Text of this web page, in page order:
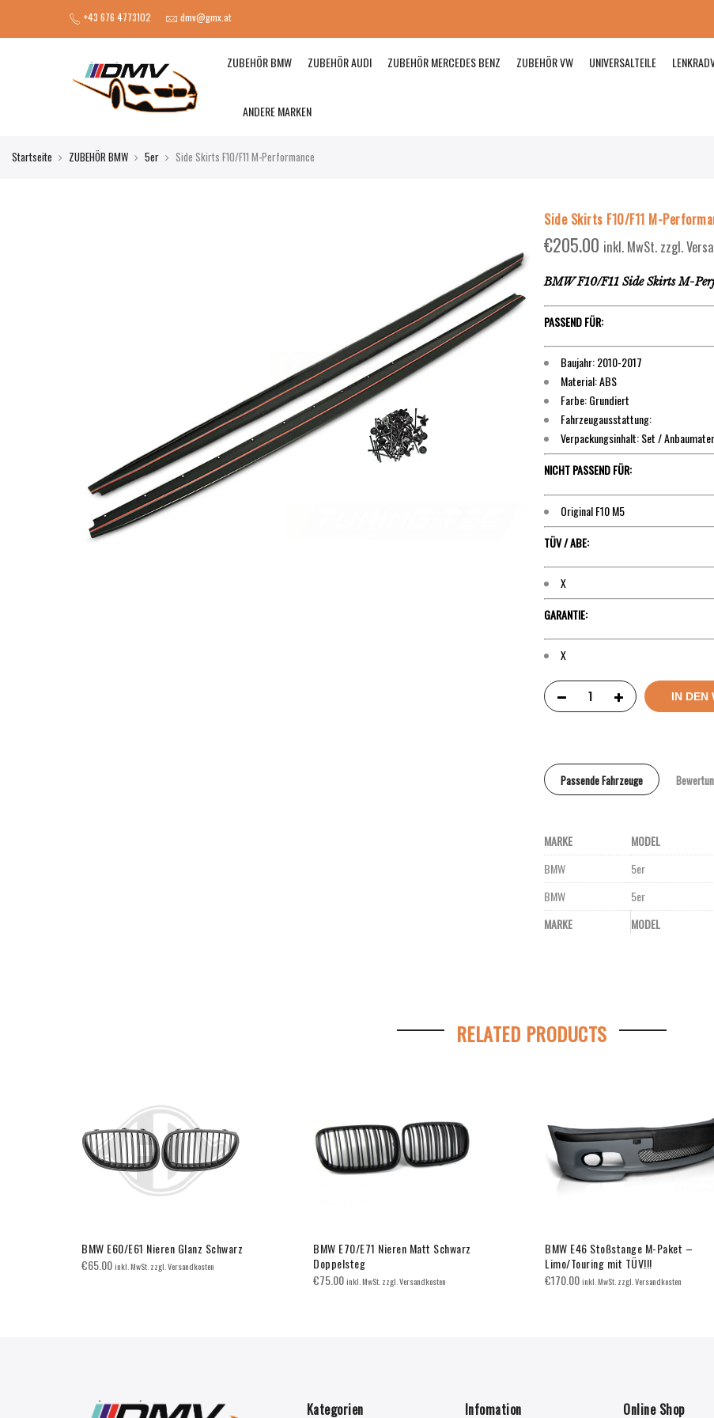
+43 676 4773102 dmv@gmx.at
ZUBEHÖR BMW ZUBEHÖR AUDI ZUBEHÖR MERCEDES BENZ ZUBEHÖR VW UNIVERSALTEILE
ANDERE MARKEN
Startseite ZUBEHÖR BMW 5er Side Skirts F10/F11 M-Performance
Side Skirts F10/F11 M-
€205.00 inkl. MwSt. zzgl.
BMW F10/F11 Side Skirts M-
PASSEND FÜR:
Baujahr: 2010-2017
Material: ABS
Farbe: Grundiert
Fahrzeugausstattung:
Verpackungsinhalt: Set /
NICHT PASSEND FÜR:
Original F10 M5
TÜV / ABE:
X
GARANTIE:
X
IN DEN
Passende Fahrzeuge
MARKE MODEL
MARKE MODEL
BMW 5er
BMW
5er
RELATED PRODUCTS
BMW E60/E61 Nieren Glanz Schwarz
€65.00inkl. MwSt. zzgl. Versandkosten
BMW E70/E71 Nieren Matt Schwarz
Doppelsteg
€75.00inkl. MwSt. zzgl. Versandkosten
BMW E46 Stoßstange M-Paket –
Limo/Touring mit TÜV!!!
€170.00inkl. MwSt. zzgl. Versandkosten
Kategorien Infomation Online Shop